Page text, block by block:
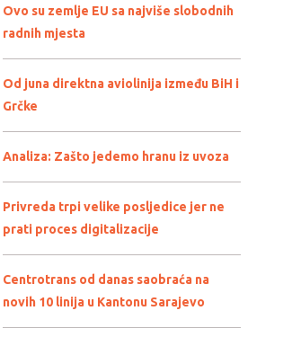
Ovo su zemlje EU sa najviše slobodnih
radnih mjesta
Od juna direktna aviolinija između BiH i
Grčke
Analiza: Zašto jedemo hranu iz uvoza
Privreda trpi velike posljedice jer ne
prati proces digitalizacije
Centrotrans od danas saobraća na
novih 10 linija u Kantonu Sarajevo